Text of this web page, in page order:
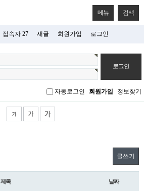
메뉴 검색
접속자 27 새글 회원가입 로그인
자동로그인 회원가입 정보찾기
글쓰기
제목 날짜